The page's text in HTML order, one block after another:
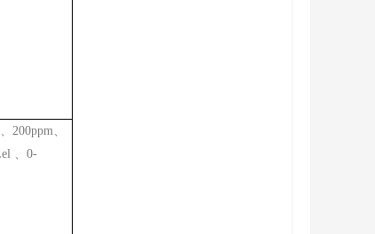
200ppm、
、0-